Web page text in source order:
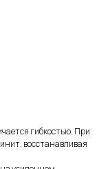
гибкостью. При
восстанавливая